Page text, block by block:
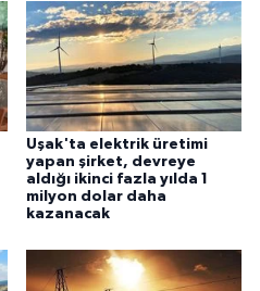
Uşak'ta elektrik üretimi
yapan şirket, devreye
aldığı ikinci fazla yılda 1
milyon dolar daha
kazanacak